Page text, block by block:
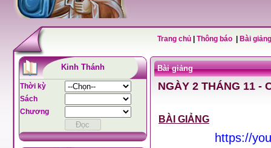
Trang chủ Thông báo Bài
Kinh Thánh
Thời kỳ
Sách
Chương
Bài giảng
NGÀY 2 THÁNG 11 -
BÀI GIẢNG
https://